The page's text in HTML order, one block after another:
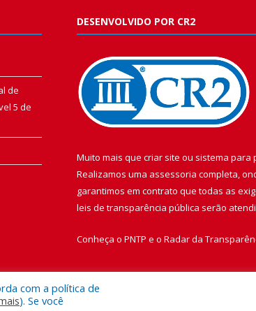
de
5 de
DESENVOLVIDO POR CR2
Muito mais que criar site ou sistema para
Realizamos uma assessoria completa,
garantimos em contrato que todas as
leis de transparência pública serão
Conheça o PNTP e o Radar da
com a política de
). Se você